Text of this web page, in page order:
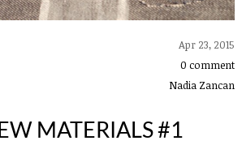
Apr 23, 2015
0 comment
Nadia Zancan
MATERIALS #1